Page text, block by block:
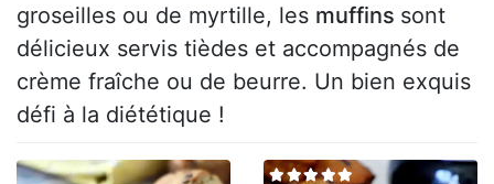
groseilles ou de myrtille, les muffins sont
délicieux servis tièdes et accompagnés de
crème fraîche ou de beurre. Un bien exquis
défi à la diététique !